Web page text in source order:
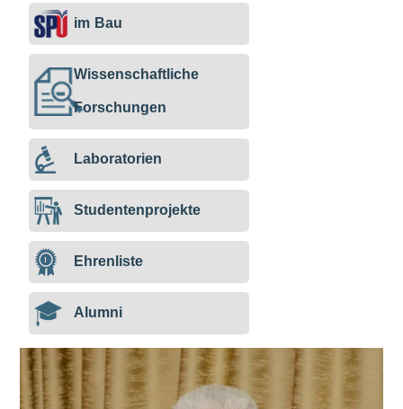
im Bau
Wissenschaftliche
Forschungen
Laboratorien
Studentenprojekte
Ehrenliste
Alumni